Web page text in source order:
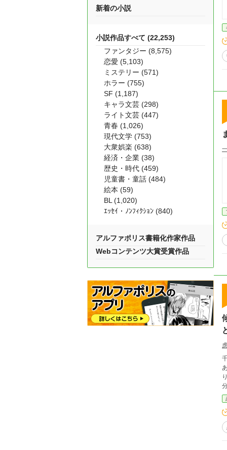
新着の小説
小説作品すべて (22,253)
ファンタジー (8,575)
恋愛 (5,103)
ミステリー (571)
ホラー (755)
SF (1,187)
キャラ文芸 (298)
ライト文芸 (447)
青春 (1,026)
現代文学 (753)
大衆娯楽 (638)
経済・企業 (38)
歴史・時代 (459)
児童書・童話 (484)
絵本 (59)
BL (1,020)
ｴｯｾｲ・ﾉﾝﾌｨｸｼｮﾝ (840)
アルファポリス書籍化作家作品
Webコンテンツ大賞受賞作品